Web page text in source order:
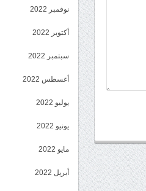
نوفمبر 2022
أكتوبر 2022
سبتمبر 2022
أغسطس 2022
يوليو 2022
يونيو 2022
مايو 2022
أبريل 2022